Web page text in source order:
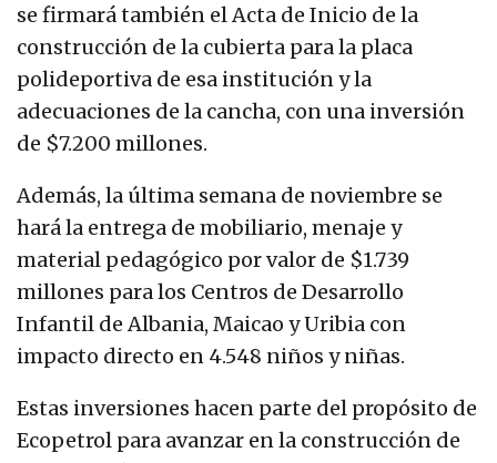
se firmará también el Acta de Inicio de la
construcción de la cubierta para la placa
polideportiva de esa institución y la
adecuaciones de la cancha, con una inversión
de $7.200 millones.
Además, la última semana de noviembre se
hará la entrega de mobiliario, menaje y
material pedagógico por valor de $1.739
millones para los Centros de Desarrollo
Infantil de Albania, Maicao y Uribia con
impacto directo en 4.548 niños y niñas.
Estas inversiones hacen parte del propósito de
Ecopetrol para avanzar en la construcción de